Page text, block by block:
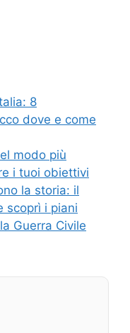
8
dove e come
modo più
i tuoi obiettivi
la storia: il
scoprì i piani
Guerra Civile